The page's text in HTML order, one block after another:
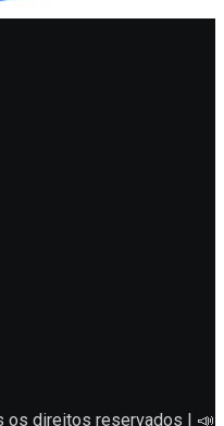
os direitos reservados | 📣